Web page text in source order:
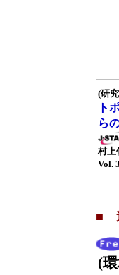
(研
ト
ら
村上
Vol.
■
(